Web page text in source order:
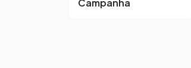
Campanha